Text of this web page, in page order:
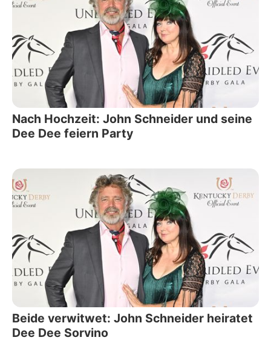
Nach Hochzeit: John Schneider und seine
Dee Dee feiern Party
Beide verwitwet: John Schneider heiratet
Dee Dee Sorvino